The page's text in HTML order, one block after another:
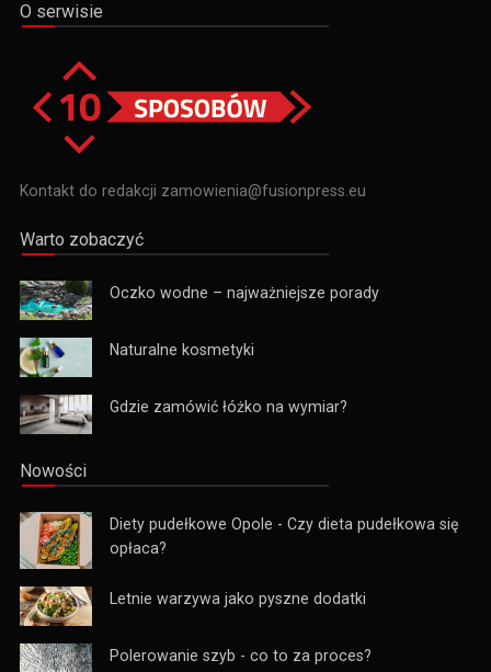
O serwisie
Kontakt do redakcji zamowienia@fusionpress.eu
Warto zobaczyć
Oczko wodne – najważniejsze porady
Naturalne kosmetyki
Gdzie zamówić łóżko na wymiar?
Nowości
Diety pudełkowe Opole - Czy dieta pudełkowa się
opłaca?
Letnie warzywa jako pyszne dodatki
Polerowanie szyb - co to za proces?